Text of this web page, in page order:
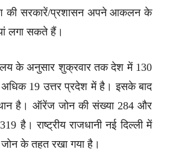
की सरकारें/प्रशासन अपने आकलन के
लगा सकते हैं।
के अनुसार शुक्रवार तक देश में 130
19 उत्तर प्रदेश में है। इसके बाद
है। ऑरेंज जोन की संख्या 284 और
है। राष्ट्रीय राजधानी नई दिल्ली में
के तहत रखा गया है।